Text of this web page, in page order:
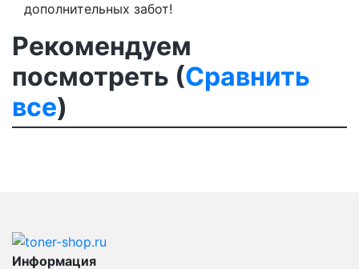
дополнительных забот!
Рекомендуем
посмотреть (Сравнить
все)
Информация